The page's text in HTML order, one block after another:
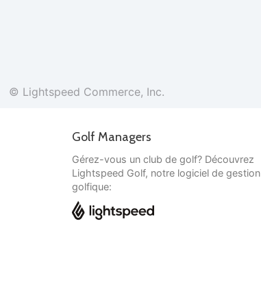
© Lightspeed Commerce, Inc.
Golf Managers
Gérez-vous un club de golf? Découvrez
Lightspeed Golf, notre logiciel de gestion
golfique: